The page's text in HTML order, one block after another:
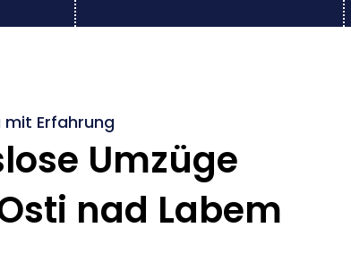
mit Erfahrung
Umzüge
nad Labem